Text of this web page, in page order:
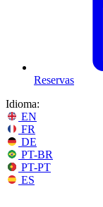
Reservas
Idioma:
EN
FR
DE
PT-BR
PT-PT
ES